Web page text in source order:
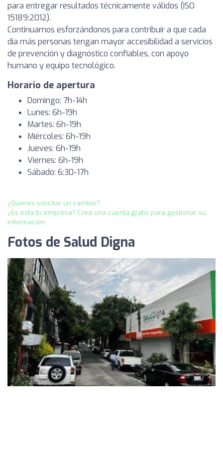
para entregar resultados técnicamente válidos (ISO
15189:2012).
Continuamos esforzándonos para contribuir a que cada
día más personas tengan mayor accesibilidad a servicios
de prevención y diagnóstico confiables, con apoyo
humano y equipo tecnológico.
Horario de apertura
Domingo: 7h-14h
Lunes: 6h-19h
Martes: 6h-19h
Miércoles: 6h-19h
Jueves: 6h-19h
Viernes: 6h-19h
Sábado: 6:30-17h
¿Quieres solicitar un cambio?
¿Es esta tu empresa? Crea una cuenta gratis para gestionar su
información
Fotos de Salud Digna